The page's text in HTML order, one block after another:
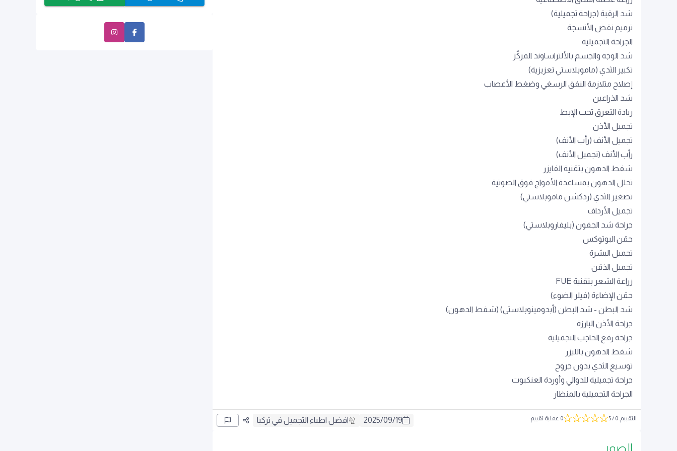
شد الرقبة (جراحة تجميلية)
ترميم نقص الأنسجة
الجراحة التجميلية
شد الوجه والجسم بالألتراساوند المركّز
تكبير الثدي (ماموبلاستي تعزيزية)
إصلاح متلازمة النفق الرسغي وضغط الأعصاب
شد الذراعين
زيادة التعرق تحت الإبط
تجميل الأذن
تجميل الأنف (رأب الأنف)
رأب الأنف (تجميل الأنف)
شفط الدهون بتقنية الفايزر
تحلل الدهون بمساعدة الأمواج فوق الصوتية
تصغير الثدي (ردكشن ماموبلاستي)
تجميل الأرداف
جراحة شد الجفون (بليفاروبلاستي)
حقن البوتوكس
تجميل البشرة
تجميل الذقن
زراعة الشعر بتقنية FUE
حقن الإضاءة (فيلر الضوء)
شد البطن - شد البطن (أبدومينوبلاستي) (شفط الدهون)
جراحة الأذن البارزة
جراحة رفع الحاجب التجميلية
شفط الدهون بالليزر
توسيع الثدي بدون جروح
جراحة تجميلية للدوالي وأوردة العنكبوت
الجراحة التجميلية بالمنظار
التقييم:
0
/ 5 0 عملية تقييم 2025/09/19 افضل اطباء التجميل في تركيا
الصور